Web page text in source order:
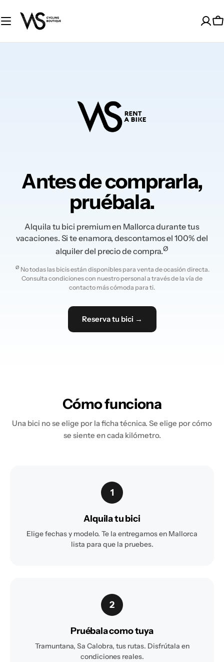
al
contenido
Antes de comprarla,
pruébala.
Alquila tu bici premium en Mallorca durante tus
vacaciones. Si te enamora, descontamos el 100% del
alquiler del precio de compra.Ø
Ø No todas las bicis están disponibles para venta de ocasión directa.
Consulta condiciones con nuestro personal a través de la vía de
contacto más cómoda para ti.
Reserva tu bici →
Cómo funciona
Una bici no se elige por la ficha técnica. Se elige por cómo
se siente en cada kilómetro.
1
Alquila tu bici
Elige fechas y modelo. Te la entregamos en Mallorca
lista para que la pruebes.
2
Pruébala como tuya
Tramuntana, Sa Calobra, tus rutas. Disfrútala en
condiciones reales.